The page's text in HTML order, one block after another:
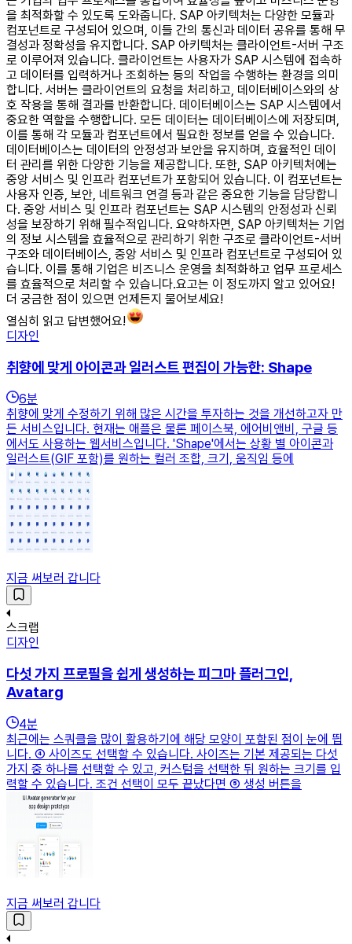
을 최적화할 수 있도록 도와줍니다. SAP 아키텍처는 다양한 모듈과
컴포넌트로 구성되어 있으며, 이들 간의 통신과 데이터 공유를 통해 무
결성과 정확성을 유지합니다. SAP 아키텍처는 클라이언트-서버 구조
로 이루어져 있습니다. 클라이언트는 사용자가 SAP 시스템에 접속하
고 데이터를 입력하거나 조회하는 등의 작업을 수행하는 환경을 의미
합니다. 서버는 클라이언트의 요청을 처리하고, 데이터베이스와의 상
호 작용을 통해 결과를 반환합니다. 데이터베이스는 SAP 시스템에서
중요한 역할을 수행합니다. 모든 데이터는 데이터베이스에 저장되며,
이를 통해 각 모듈과 컴포넌트에서 필요한 정보를 얻을 수 있습니다.
데이터베이스는 데이터의 안정성과 보안을 유지하며, 효율적인 데이
터 관리를 위한 다양한 기능을 제공합니다. 또한, SAP 아키텍처에는
중앙 서비스 및 인프라 컴포넌트가 포함되어 있습니다. 이 컴포넌트는
사용자 인증, 보안, 네트워크 연결 등과 같은 중요한 기능을 담당합니
다. 중앙 서비스 및 인프라 컴포넌트는 SAP 시스템의 안정성과 신뢰
성을 보장하기 위해 필수적입니다. 요약하자면, SAP 아키텍처는 기업
의 정보 시스템을 효율적으로 관리하기 위한 구조로 클라이언트-서버
구조와 데이터베이스, 중앙 서비스 및 인프라 컴포넌트로 구성되어 있
습니다. 이를 통해 기업은 비즈니스 운영을 최적화하고 업무 프로세스
를 효율적으로 처리할 수 있습니다.요고는 이 정도까지 알고 있어요!
더 궁금한 점이 있으면 언제든지 물어보세요!
열심히 읽고 답변했어요!
디자인
취향에 맞게 아이콘과 일러스트 편집이 가능한: Shape
6분
취향에 맞게 수정하기 위해 많은 시간을 투자하는 것을 개선하고자 만
든 서비스입니다. 현재는 애플은 물론 페이스북, 에어비앤비, 구글 등
에서도 사용하는 웹서비스입니다. 'Shape'에서는 상황 별 아이콘과
일러스트(GIF 포함)를 원하는 컬러 조합, 크기, 움직임 등에
지금 써보러 갑니다
스크랩
디자인
다섯 가지 프로필을 쉽게 생성하는 피그마 플러그인,
Avatarg
4분
최근에는 스쿼클을 많이 활용하기에 해당 모양이 포함된 점이 눈에 띕
니다. ④ 사이즈도 선택할 수 있습니다. 사이즈는 기본 제공되는 다섯
가지 중 하나를 선택할 수 있고, 커스텀을 선택한 뒤 원하는 크기를 입
력할 수 있습니다. 조건 선택이 모두 끝났다면 ⑤ 생성 버튼을
지금 써보러 갑니다